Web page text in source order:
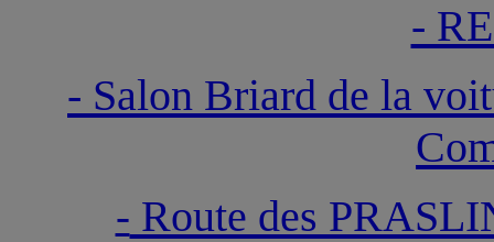
-
- Salon Briard de la
- Route des